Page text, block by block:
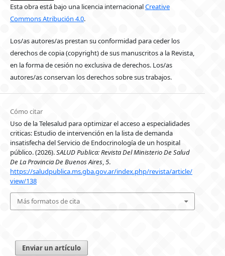
Esta obra está bajo una licencia internacionalCreative
Commons Atribución 4.0.
Los/as autores/as prestan su conformidad para ceder los
derechos de copia (copyright) de sus manuscritos a la Revista,
en la forma de cesión no exclusiva de derechos. Los/as
autores/as conservan los derechos sobre sus trabajos.
Cómo citar
Uso de la Telesalud para optimizar el acceso a especialidades
criticas: Estudio de intervención en la lista de demanda
insatisfecha del Servicio de Endocrinología de un hospital
público. (2026).SALUD Publica: Revista Del Ministerio De Salud
De La Provincia De Buenos Aires,5.
https://saludpublica.ms.gba.gov.ar/index.php/revista/article/
view/138
Más formatos de cita
Enviar un artículo